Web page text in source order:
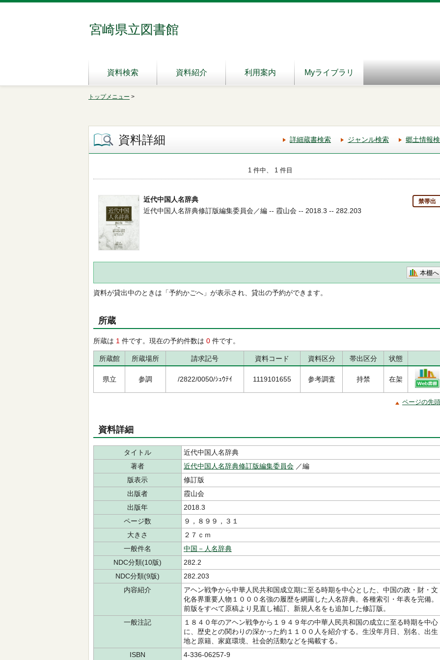
宮崎県立図書館
資料検索 資料紹介 利用案内 Myライブラリ
トップメニュー >
資料詳細 詳細蔵書検索 ジャンル検索 郷土情報
1 件中、 1 件目
近代中国人名辞典 禁帯出
近代中国人名辞典修訂版編集委員会／編 -- 霞山会 -- 2018.3 -- 282.203
本棚へ
資料が貸出中のときは「予約かごへ」が表示され、貸出の予約ができます。
所蔵
所蔵は 1 件です。現在の予約件数は 0 件です。
所蔵館 所蔵場所 請求記号 資料コード 資料区分 帯出区分 状態
県立 参調 /2822/0050/ｼｭｳﾃｲ 1119101655 参考調査 持禁 在架
ページの先
資料詳細
タイトル
近代中国人名辞典
著者
近代中国人名辞典修訂版編集委員会 ／編
版表示
修訂版
出版者
霞山会
出版年
2018.3
ページ数
９，８９９，３１
大きさ
２７ｃｍ
一般件名
中国－人名辞典
NDC分類(10版)
282.2
NDC分類(9版)
282.203
内容紹介
アヘン戦争から中華人民共和国成立期に至る時期を中心とした、中国の政・財・文
化各界重要人物１０００名強の履歴を網羅した人名辞典。各種索引・年表を完備。
前版をすべて原稿より見直し補訂、新規人名をも追加した修訂版。
一般注記
１８４０年のアヘン戦争から１９４９年の中華人民共和国の成立に至る時期を中心
に、歴史との関わりの深かった約１１００人を紹介する。生没年月日、別名、出生
地と原籍、家庭環境、社会的活動などを掲載する。
ISBN
4-336-06257-9